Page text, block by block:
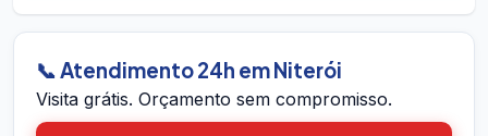
em Niterói pelo site. A equipe vai até você em
Niterói, avalia a caixa, mede o volume, identifica
eventuais problemas estruturais e entrega o
compromisso e sem taxa de visita.
📞 Atendimento 24h em Niterói
Visita grátis. Orçamento sem compromisso.